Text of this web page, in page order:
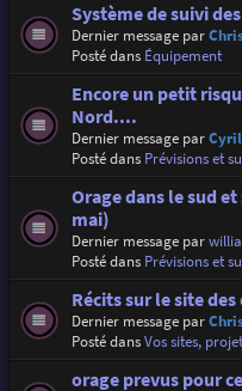
Système de suivi
Dernier message par
Posté dans Équipement
Encore un petit
Nord....
Dernier message par
Posté dans Prévisions et
Orage dans le sud
mai)
Dernier message par
Posté dans Prévisions et
Récits sur le site
Dernier message par
Posté dansVos sites,
orage prevus pour